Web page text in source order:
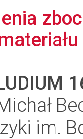
im.